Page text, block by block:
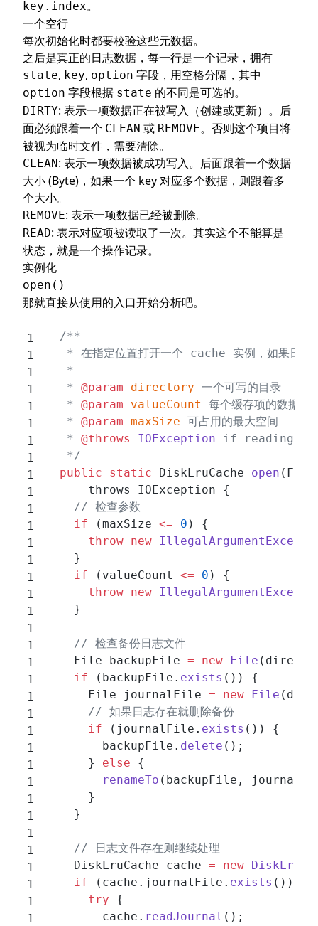
key.index。
一个空行
每次初始化时都要校验这些元数据。
之后是真正的日志数据，每一行是一个记录，拥有
state, key, option 字段，用空格分隔，其中
option 字段根据 state 的不同是可选的。
DIRTY: 表示一项数据正在被写入（创建或更新）。后
面必须跟着一个 CLEAN 或 REMOVE。否则这个项目将
被视为临时文件，需要清除。
CLEAN : 表示一项数据被成功写入。后面跟着一个数据
大小 (Byte)，如果一个 key 对应多个数据，则跟着多
个大小。
REMOVE: 表示一项数据已经被删除。
READ: 表示对应项被读取了一次。其实这个不能算是
状态，就是一个操作记录。
实例化
open()
那就直接从使用的入口开始分析吧。
  /**
* 在指定位置打开一个 cache 实例，如果日志
   *
   *
@param directory 一个可写的目录
   *
@param valueCount
每个缓存项的数据个
   *
@param maxSize 可占用的最大空间
   *
@throws IOException if reading
   */
  public
static DiskLruCache open
      throws IOException {
    // 检查参数
    if
(maxSize <= 0 ) {
      throw
new
    }
    if
(valueCount <= 0 ) {
      throw
new
    }
    // 检查备份日志文件
    File backupFile
= new File
    if
(backupFile. exists ()) {
      File journalFile
= new File
      // 如果日志存在就删除备份
      if
(journalFile. exists ()) {
        backupFile.
delete ();
      }
else {
        renameTo
(backupFile,
      }
    }
    // 日志文件存在则继续处理
    DiskLruCache cache
= new
    if
(cache.journalFile. exists ()) {
      try
{
        cache.
readJournal ();